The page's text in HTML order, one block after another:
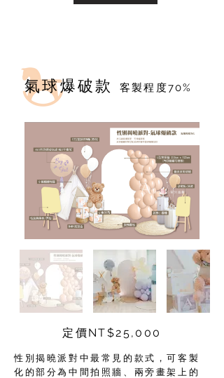
​氣球爆破款 客製程度70%
定價NT$25,000
性別揭曉派對中最常見的款式，可客製
化的部分為中間拍照牆、兩旁畫架上的